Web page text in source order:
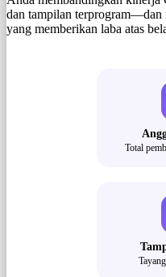
dan tampilan terprogram—dan
yang memberikan laba atas
Total